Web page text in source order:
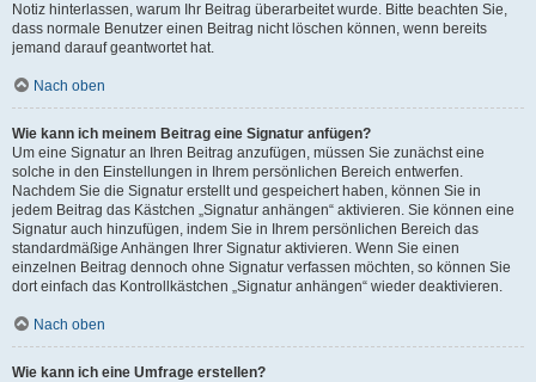
Notiz hinterlassen, warum Ihr Beitrag überarbeitet wurde. Bitte beachten Sie,
dass normale Benutzer einen Beitrag nicht löschen können, wenn bereits
jemand darauf geantwortet hat.
Nach oben
Wie kann ich meinem Beitrag eine Signatur anfügen?
Um eine Signatur an Ihren Beitrag anzufügen, müssen Sie zunächst eine
solche in den Einstellungen in Ihrem persönlichen Bereich entwerfen.
Nachdem Sie die Signatur erstellt und gespeichert haben, können Sie in
jedem Beitrag das Kästchen „Signatur anhängen“ aktivieren. Sie können eine
Signatur auch hinzufügen, indem Sie in Ihrem persönlichen Bereich das
standardmäßige Anhängen Ihrer Signatur aktivieren. Wenn Sie einen
einzelnen Beitrag dennoch ohne Signatur verfassen möchten, so können Sie
dort einfach das Kontrollkästchen „Signatur anhängen“ wieder deaktivieren.
Nach oben
Wie kann ich eine Umfrage erstellen?